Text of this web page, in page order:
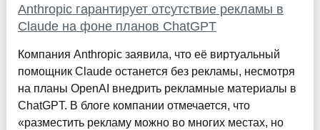
Anthropic гарантирует отсутствие рекламы в
Claude на фоне планов ChatGPT
Компания Anthropic заявила, что её виртуальный
помощник Claude останется без рекламы, несмотря
на планы OpenAI внедрить рекламные материалы в
ChatGPT. В блоге компании отмечается, что
«разместить рекламу можно во многих местах, но